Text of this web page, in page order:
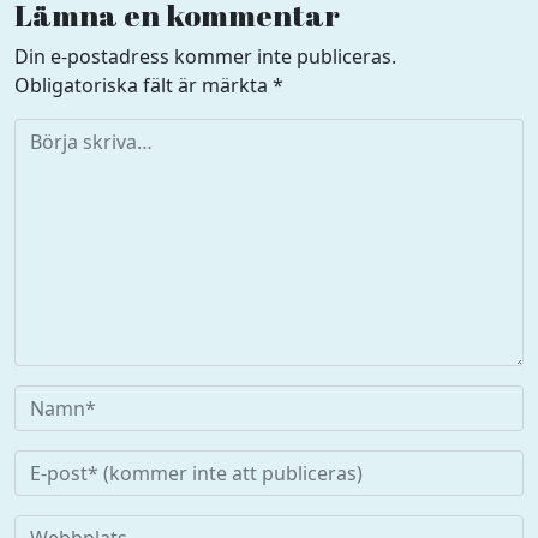
Lämna en kommentar
Din e-postadress kommer inte publiceras.
Obligatoriska fält är märkta *